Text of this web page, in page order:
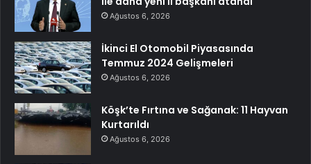
Ağustos 6, 2026
İkinci El Otomobil Piyasasında
Temmuz 2024 Gelişmeleri
Ağustos 6, 2026
Köşk’te Fırtına ve Sağanak: 11 Hayvan
Kurtarıldı
Ağustos 6, 2026